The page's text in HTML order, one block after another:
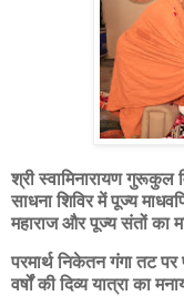
श्री स्वामिनारायण गुरूकुल
साधना शिविर में पूज्य
महाराज और पूज्य संतों का
परमार्थ निकेतन गंगा तट
वर्षों की दिव्य यात्रा का